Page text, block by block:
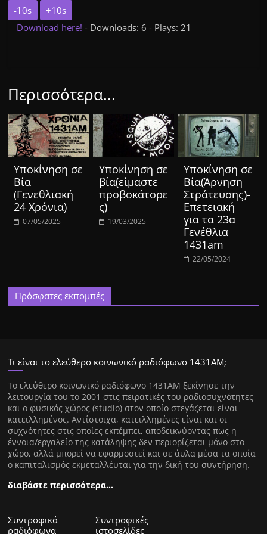
-10s
+10s
Download here!- Downloads: 6 - Plays: 21
Περισσότερα...
Υποκίνηση σε
Βία
(Γενεθλιακή
24 Χρόνια)
07/05/2025
Υποκίνηση σε
βία(είμαστε
προβοκάτορε
ς)
19/03/2025
Υποκίνηση σε
Βία(Άρνηση
Στράτευσης)-
Επετειακή
για τα 23α
Γενέθλια
1431am
22/05/2024
Πρόσφατες εκπομπές
Τι είναι το ελεύθερο κοινωνικό ραδιόφωνο 1431ΑΜ;
Tο ελεύθερο κοινωνικό ραδιόφωνο 1431AM ξεκίνησε την
λειτουργία του το 2001 στις πειρατικές του ραδιοσυχνότητες
και ο φυσικός χώρος (studio) στον οποίο στεγάζεται είναι
κατειλλημένος. Αντίστοιχα, κατειλλημένες είναι και οι
συχνότητες στις οποίες εκπέμπει, αποδεικνύοντας πως η
έννοια/εργαλείο της κατάληψης δεν περιορίζεται μόνο στο
χώρο, αλλά μπορεί να εφαρμοστεί και σε άυλα μέσα τα οποία
ο καπιταλισμός εκμεταλλέυται για την δική του συντήρηση.
διαβάστε περισσότερα…
Συντροφικά
ραδιόφωνα
Συντροφικές
ιστοσελίδες